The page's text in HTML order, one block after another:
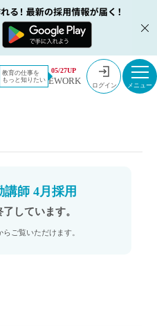
教育の仕事を
もっと知りたい
05/27UP
EWORK ログイン
用情報
講師 4月採用
しています。
ご覧いただけます。